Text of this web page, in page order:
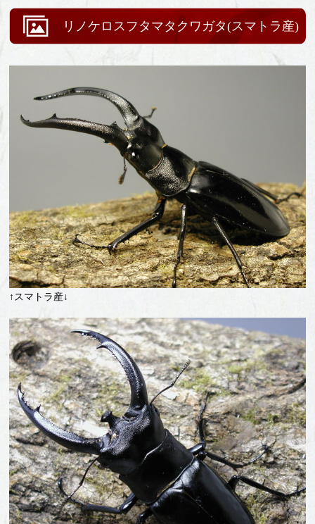
リノケロスフタマタクワガタ(スマトラ産)
↑スマトラ産↓